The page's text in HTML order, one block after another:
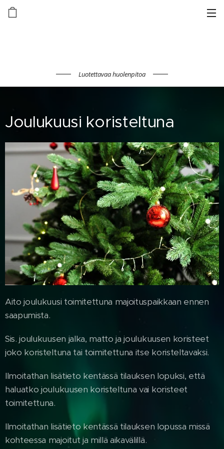
Luotettavaa huolenpitoa
Joulukuusi koristeltuna
Aito joulukuusi toimitettuna majoituspaikkaan ennen
saapumista.
Sis. joulukuusen jalka, matto ja joulukuusen koristeet
joko koristeltuna tai toimitettuna itse koristeltavaksi.
Ilmoitathan lisätieto kentässä tilauksen lopuksi, että
haluatko joulukuusen koristeltuna vai koristeet
toimitettuna.
Ilmoitathan lisätieto kentässä tilauksen lopussa missä
kohteessa majoitut ja millä aikavälillä.